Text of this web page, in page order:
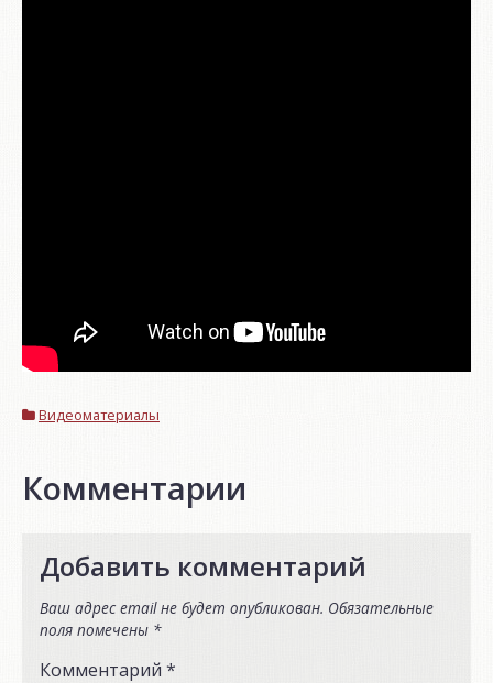
Видеоматериалы
Комментарии
Добавить комментарий
Ваш адрес email не будет опубликован. Обязательные
поля помечены *
Комментарий *